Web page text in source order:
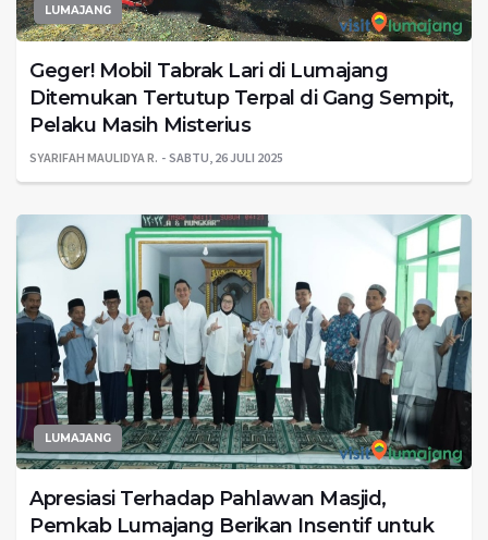
LUMAJANG
Geger! Mobil Tabrak Lari di Lumajang
Ditemukan Tertutup Terpal di Gang Sempit,
Pelaku Masih Misterius
SYARIFAH MAULIDYA R. SABTU, 26 JULI 2025
LUMAJANG
Apresiasi Terhadap Pahlawan Masjid,
Pemkab Lumajang Berikan Insentif untuk